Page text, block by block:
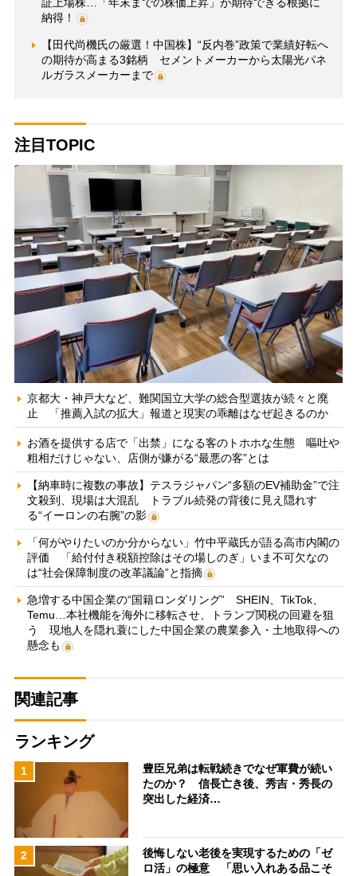
納得！
【田代尚機氏の厳選！中国株】“反内巻”政策で業績好転へ
の期待が高まる3銘柄 セメントメーカーから太陽光パネ
ルガラスメーカーまで
注目TOPIC
京都大・神戸大など、難関国立大学の総合型選抜が続々と廃
止 「推薦入試の拡大」報道と現実の乖離はなぜ起きるのか
お酒を提供する店で「出禁」になる客のトホホな生態 嘔吐や
粗相だけじゃない、店側が嫌がる“最悪の客”とは
【納車時に複数の事故】テスラジャパン“多額のEV補助金”で注
文殺到、現場は大混乱 トラブル続発の背後に見え隠れす
る“イーロンの右腕”の影
「何がやりたいのか分からない」竹中平蔵氏が語る高市内閣の
評価 「給付付き税額控除はその場しのぎ」いま不可欠なの
は“社会保障制度の改革議論”と指摘
急増する中国企業の“国籍ロンダリング” SHEIN、TikTok、
Temu…本社機能を海外に移転させ、トランプ関税の回避を狙
う 現地人を隠れ蓑にした中国企業の農業参入・土地取得への
懸念も
関連記事
ランキング
1
豊臣兄弟は転戦続きでなぜ軍費が続い
たのか？ 信長亡き後、秀吉・秀長の
突出した経済…
2
後悔しない老後を実現するための「ゼ
ロ活」の極意 「思い入れある品こそ